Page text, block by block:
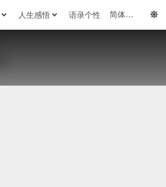
人生感悟 语录个性